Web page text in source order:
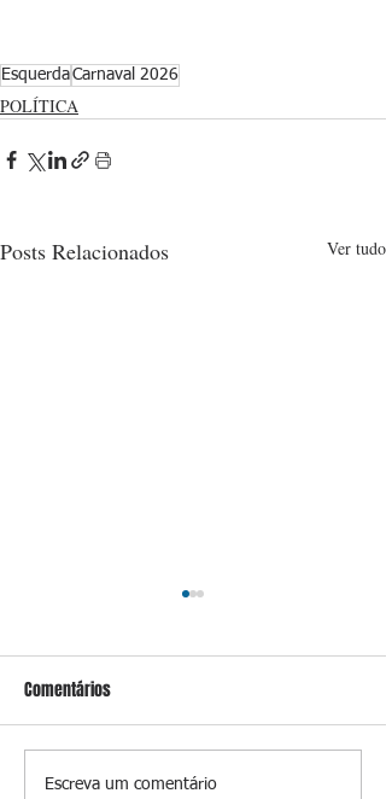
EsquerdaCarnaval 2026
POLÍTICA
Posts Relacionados Ver tudo
Lula sanciona PL que amplia
Comentários
Escreva um comentário